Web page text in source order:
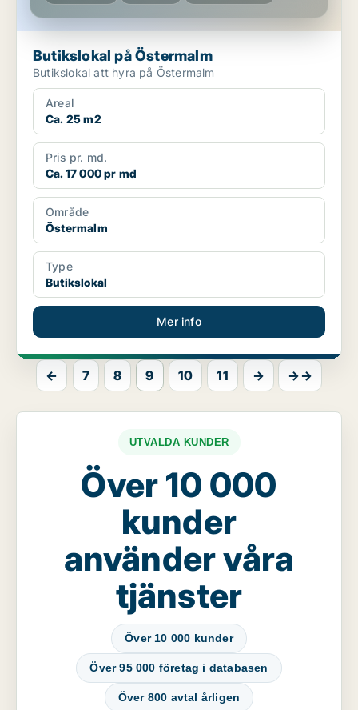
Butikslokal på Östermalm
Butikslokal att hyra på Östermalm
Areal
Ca. 25 m2
Pris pr. md.
Ca. 17 000 pr md
Område
Östermalm
Type
Butikslokal
Mer info
← 7 8 9 10 11 → →→
UTVALDA KUNDER
Över 10 000
kunder
använder våra
tjänster
Över 10 000 kunder
Över 95 000 företag i databasen
Över 800 avtal årligen